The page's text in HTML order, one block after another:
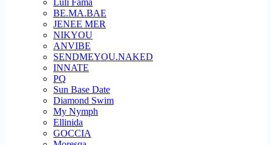
Luli Fama
BE.MA.BAE
JENEE MER
NIKYOU
ANVIBE
SENDMEYOU.NAKED
INNATE
PQ
Sun Base Date
Diamond Swim
My Nymph
Ellinida
GOCCIA